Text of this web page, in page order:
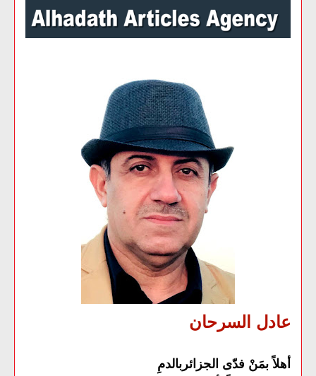
عادل السرحان
أهلاً بمَنْ فدّى الجزائربالدمِ